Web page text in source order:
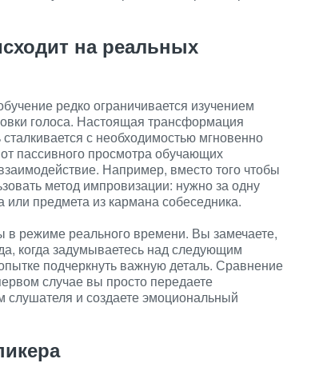
на реальных
редко ограничивается изучением
голоса. Настоящая трансформация
с необходимостью мгновенно
пассивного просмотра обучающих
Например, вместо того чтобы
метод импровизации: нужно за одну
или предмета из кармана собеседника.
в режиме реального времени. Вы замечаете,
когда задумываетесь над следующим
подчеркнуть важную деталь. Сравнение
случае вы просто передаете
и создаете эмоциональный